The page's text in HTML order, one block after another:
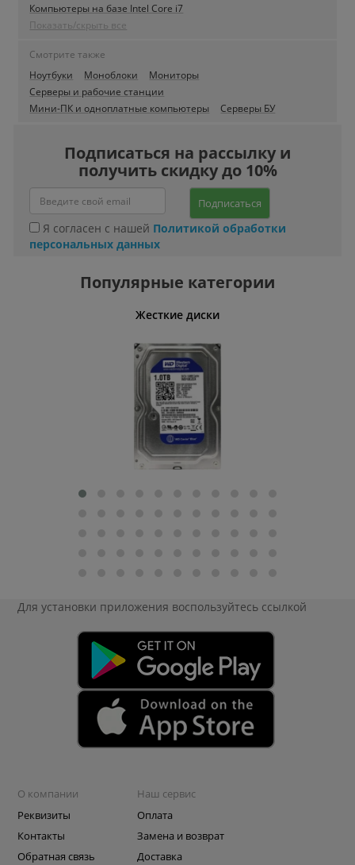
Компьютеры на базе Intel Core i7
Показать/скрыть все
Смотрите также
Ноутбуки
Моноблоки
Мониторы
Серверы и рабочие станции
Мини-ПК и одноплатные компьютеры
Серверы БУ
Подписаться на рассылку и
получить скидку до 10%
Подписаться
Я согласен с нашей Политикой обработки
персональных данных
Популярные категории
Жесткие диски
Для установки приложения воспользуйтесь ссылкой
О компании
Реквизиты
Контакты
Обратная связь
Наш сервис
Оплата
Замена и возврат
Доставка